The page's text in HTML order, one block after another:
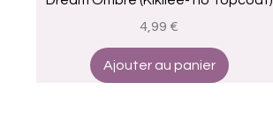
Prix
4,99 €
Ajouter au panier